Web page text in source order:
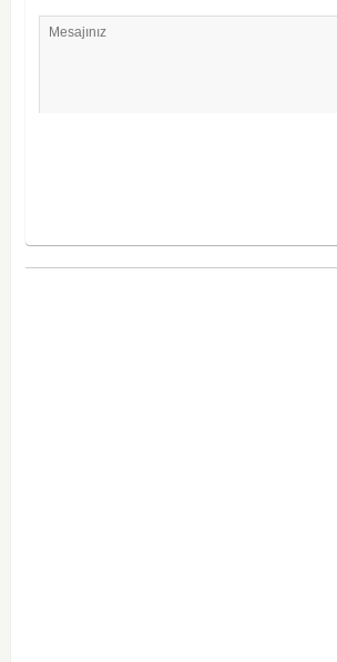
Mesajınız